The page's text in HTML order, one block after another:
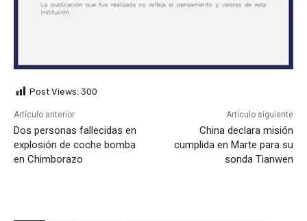
Post Views: 300
Artículo anterior
Dos personas fallecidas en
explosión de coche bomba
en Chimborazo
Artículo siguiente
China declara misión
cumplida en Marte para su
sonda Tianwen